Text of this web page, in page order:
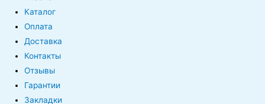
Каталог
Оплата
Доставка
Контакты
Отзывы
Гарантии
Закладки